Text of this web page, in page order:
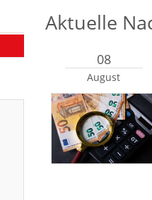
Aktuelle
08
August